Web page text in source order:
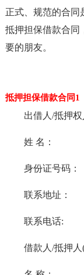
正式、规范的合同
抵押担保借款合同
要的朋友。
抵押担保借款合同1
出借人/抵押权
姓 名：
身份证号码：
联系地址：
联系电话:
借款人/抵押人